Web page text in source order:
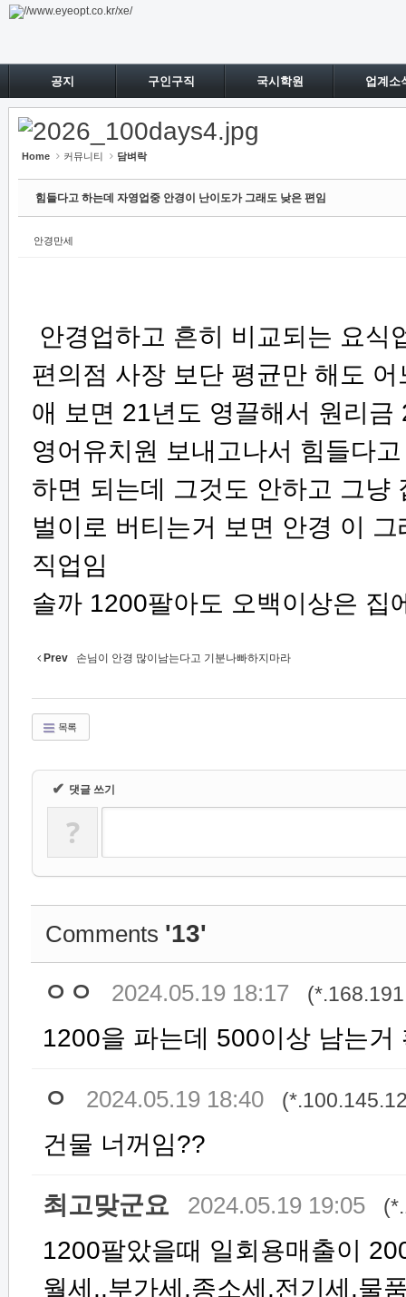
공지 구인구직 국시학원 업계소
Home 커뮤니티 담벼락
힘들다고 하는데 자영업중 안경이 난이도가 그래도 낮은 편임
안경만세
안경업하고 흔히 비교되는 요식
편의점 사장 보단 평균만 해도
애 보면 21년도 영끌해서 원리
영어유치원 보내고나서 힘들다
하면 되는데 그것도 안하고 그냥
벌이로 버티는거 보면 안경 이
직업임
솔까 1200팔아도 오백이상은 집
Prev 손님이 안경 많이남는다고 기분나빠하지마라
목록
✔ 댓글 쓰기
?
Comments '13'
ㅇㅇ 2024.05.19 18:17
1200을 파는데 500이상 남는거
ㅇ 2024.05.19 18:40
건물 너꺼임??
최고맞군요 2024.05.19 19:05
1200팔았을때 일회용매출이
월세,,부가세,종소세,전기세,물